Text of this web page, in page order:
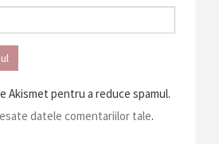
Akismet pentru a reduce spamul.
datele comentariilor tale.